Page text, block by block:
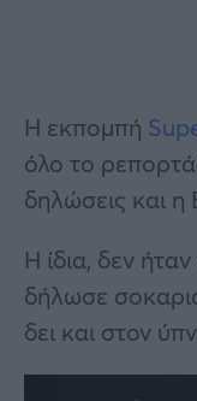
Η εκπομπή
όλο το
δηλώσεις και η
Η ίδια, δεν
δήλωσε
δει και στον